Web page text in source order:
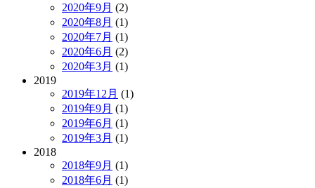
2020年9月 (2)
2020年8月 (1)
2020年7月 (1)
2020年6月 (2)
2020年3月 (1)
2019
2019年12月 (1)
2019年9月 (1)
2019年6月 (1)
2019年3月 (1)
2018
2018年9月 (1)
2018年6月 (1)